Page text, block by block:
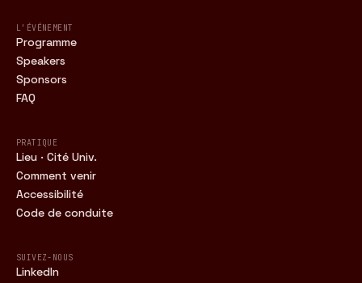
L'ÉVÉNEMENT
Programme
Speakers
Sponsors
FAQ
PRATIQUE
Lieu · Cité Univ.
Comment venir
Accessibilité
Code de conduite
SUIVEZ-NOUS
LinkedIn